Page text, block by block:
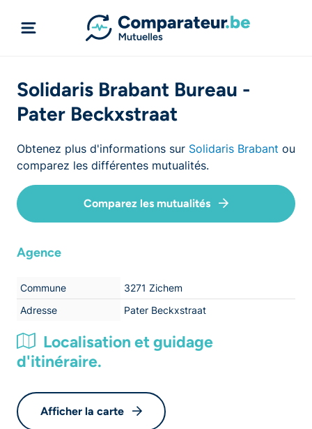
Solidaris Brabant Bureau -
Pater Beckxstraat
Obtenez plus d'informations sur Solidaris Brabant ou
comparez les différentes mutualités.
Comparez les mutualités
Agence
Commune
3271 Zichem
Adresse
Pater Beckxstraat
Localisation et guidage
d'itinéraire.
Afficher la carte